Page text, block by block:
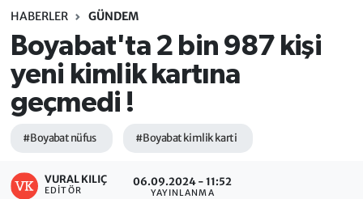
HABERLER GÜNDEM
Boyabat'ta 2 bin 987 kişi
yeni kimlik kartına
geçmedi !
#Boyabat nüfus #Boyabat kimlik karti
VURAL KILIÇ
EDITÖR
06.09.2024 - 11:52
YAYINLANMA
Sinop Trafik Yoğunluk Haritası
Süper Lig Puan Durumu ve Fikstür
Tüm Manşetler
Son Dakika Haberleri
Haber Arşivi